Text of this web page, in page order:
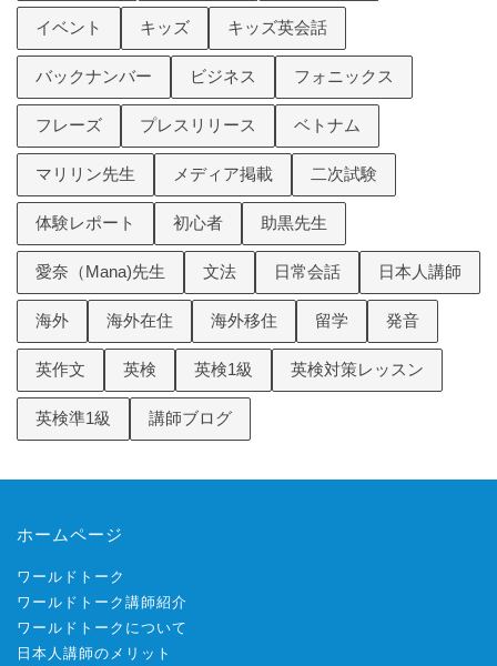
イベント キッズ キッズ英会話
バックナンバー ビジネス フォニックス
フレーズ プレスリリース ベトナム
マリリン先生 メディア掲載 二次試験
体験レポート 初心者 助黒先生
愛奈（Mana)先生 文法 日常会話 日本人講師
海外 海外在住 海外移住 留学 発音
英作文 英検 英検1級 英検対策レッスン
英検準1級 講師ブログ
ホームページ
ワールドトーク
ワールドトーク講師紹介
ワールドトークについて
日本人講師のメリット